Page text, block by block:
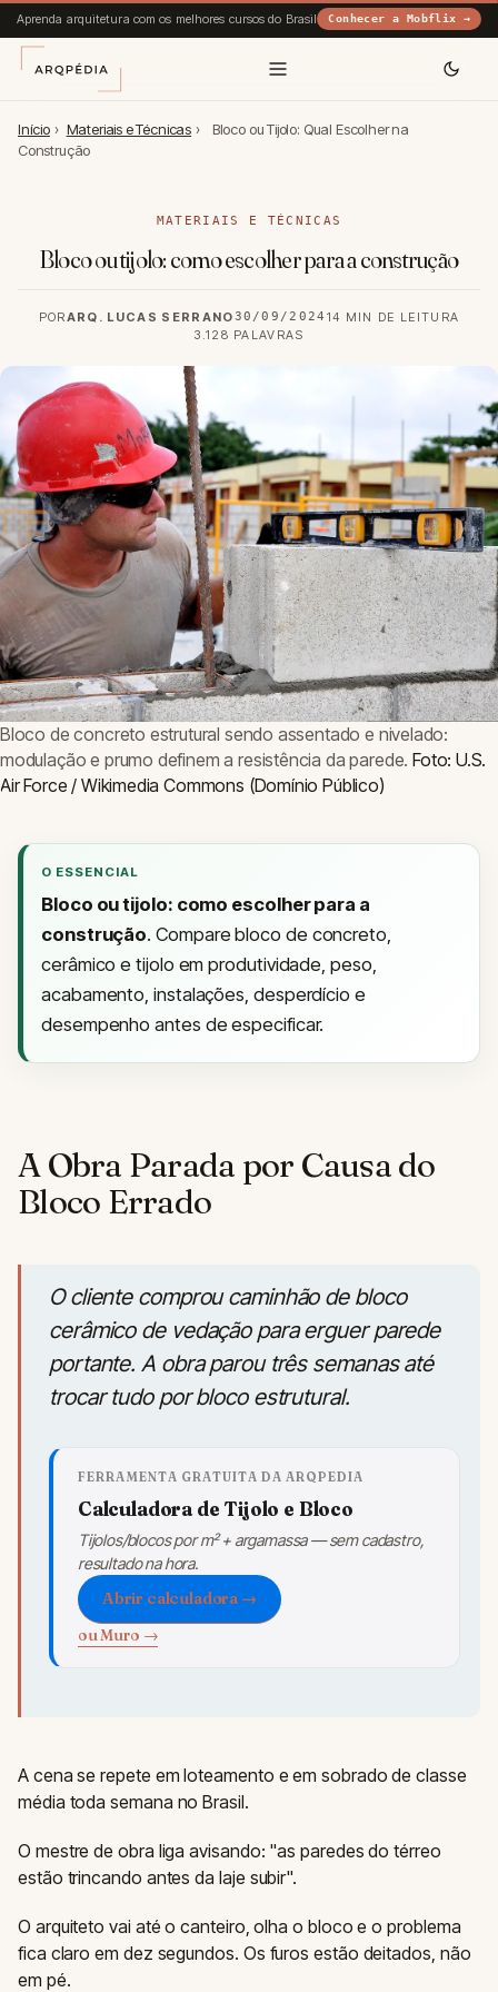
Aprenda arquitetura com os melhores cursos do Brasil Conhecer a Mobflix →
Início › Materiais e Técnicas ›
Bloco ou Tijolo: Qual Escolher na
Construção
MATERIAIS E TÉCNICAS
Bloco ou tijolo: como escolher para a construção
PORARQ. LUCAS SERRANO30/09/2024 14 MIN DE LEITURA
3.128 PALAVRAS
Bloco de concreto estrutural sendo assentado e nivelado:
modulação e prumo definem a resistência da parede.Foto: U.S.
Air Force / Wikimedia Commons (Domínio Público)
O ESSENCIAL
Bloco ou tijolo: como escolher para a
construção. Compare bloco de concreto,
cerâmico e tijolo em produtividade, peso,
acabamento, instalações, desperdício e
desempenho antes de especificar.
A Obra Parada por Causa do
Bloco Errado
O cliente comprou caminhão de bloco
cerâmico de vedação para erguer parede
portante. A obra parou três semanas até
trocar tudo por bloco estrutural.
FERRAMENTA GRATUITA DA ARQPEDIA
Calculadora de Tijolo e Bloco
Tijolos/blocos por m² + argamassa — sem cadastro,
resultado na hora.
Abrir calculadora →
ou Muro →
A cena se repete em loteamento e em sobrado de classe
média toda semana no Brasil.
O mestre de obra liga avisando: "as paredes do térreo
estão trincando antes da laje subir".
O arquiteto vai até o canteiro, olha o bloco e o problema
fica claro em dez segundos. Os furos estão deitados, não
em pé.